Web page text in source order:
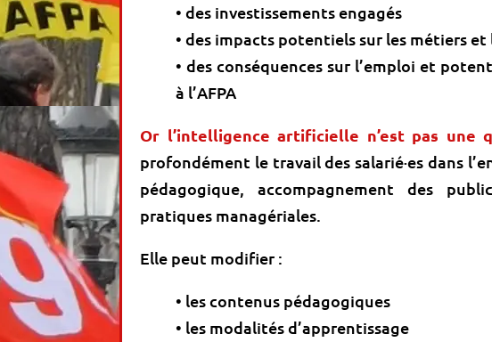
• des investissements engagés
• des impacts potentiels sur les métiers
• des conséquences sur l’emploi et
à l’AFPA
Or l’intelligence artificielle n’est pas une
profondément le travail des salarié·es dans
pédagogique, accompagnement des
pratiques managériales.
Elle peut modifier :
• les contenus pédagogiques
• les modalités d’apprentissage